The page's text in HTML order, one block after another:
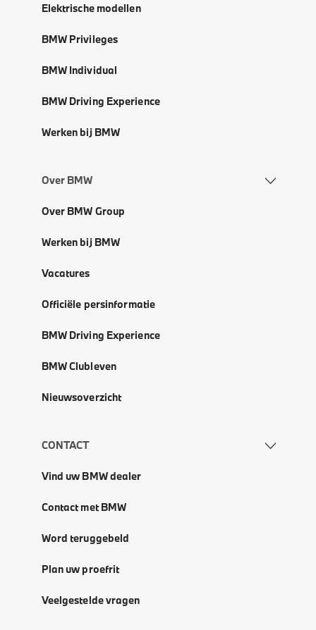
Elektrische modellen
BMW Privileges
BMW Individual
BMW Driving Experience
Werken bij BMW
Over BMW
Over BMW Group
Werken bij BMW
Vacatures
Officiële persinformatie
BMW Driving Experience
BMW Clubleven
Nieuwsoverzicht
CONTACT
Vind uw BMW dealer
Contact met BMW
Word teruggebeld
Plan uw proefrit
Veelgestelde vragen